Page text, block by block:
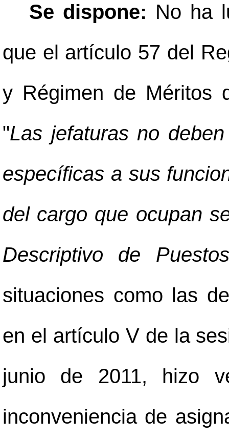
Se dispone: No ha
que el artículo 57 del
y Régimen de Méritos
"Las jefaturas no
específicas a sus
del cargo que ocupan
Descriptivo de
situaciones como las
en el artículo V de la
junio de 2011, hizo
inconveniencia de